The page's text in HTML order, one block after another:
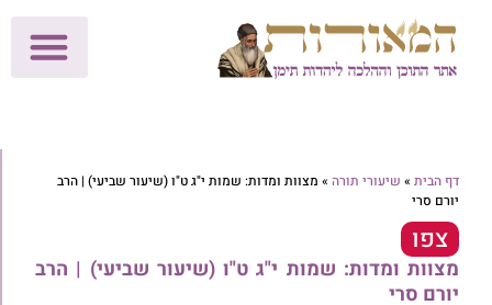
דף הבית » שיעורי תורה » מצוות ומדות: שמות י"ג ט"ו (שיעור שביעי) | הרב
יורם סרי
צפו
מצוות ומדות: שמות י"ג ט"ו (שיעור שביעי) | הרב
יורם סרי